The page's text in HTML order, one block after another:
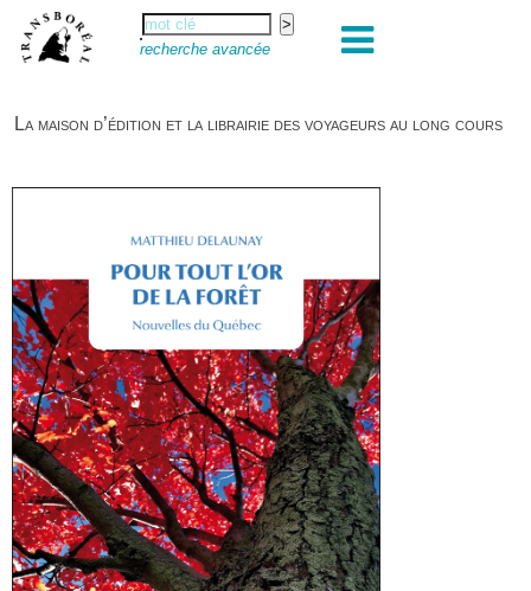
recherche avancée
La maison d’édition et la librairie des voyageurs au long cours